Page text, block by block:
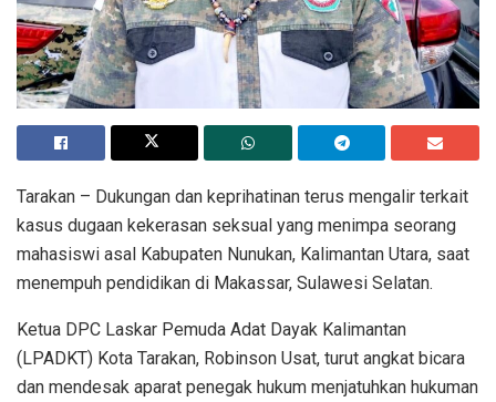
Tarakan – Dukungan dan keprihatinan terus mengalir terkait
kasus dugaan kekerasan seksual yang menimpa seorang
mahasiswi asal Kabupaten Nunukan, Kalimantan Utara, saat
menempuh pendidikan di Makassar, Sulawesi Selatan.
Ketua DPC Laskar Pemuda Adat Dayak Kalimantan
(LPADKT) Kota Tarakan, Robinson Usat, turut angkat bicara
dan mendesak aparat penegak hukum menjatuhkan hukuman